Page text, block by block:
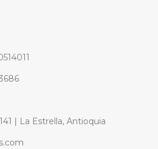
| La Estrella, Antioquia